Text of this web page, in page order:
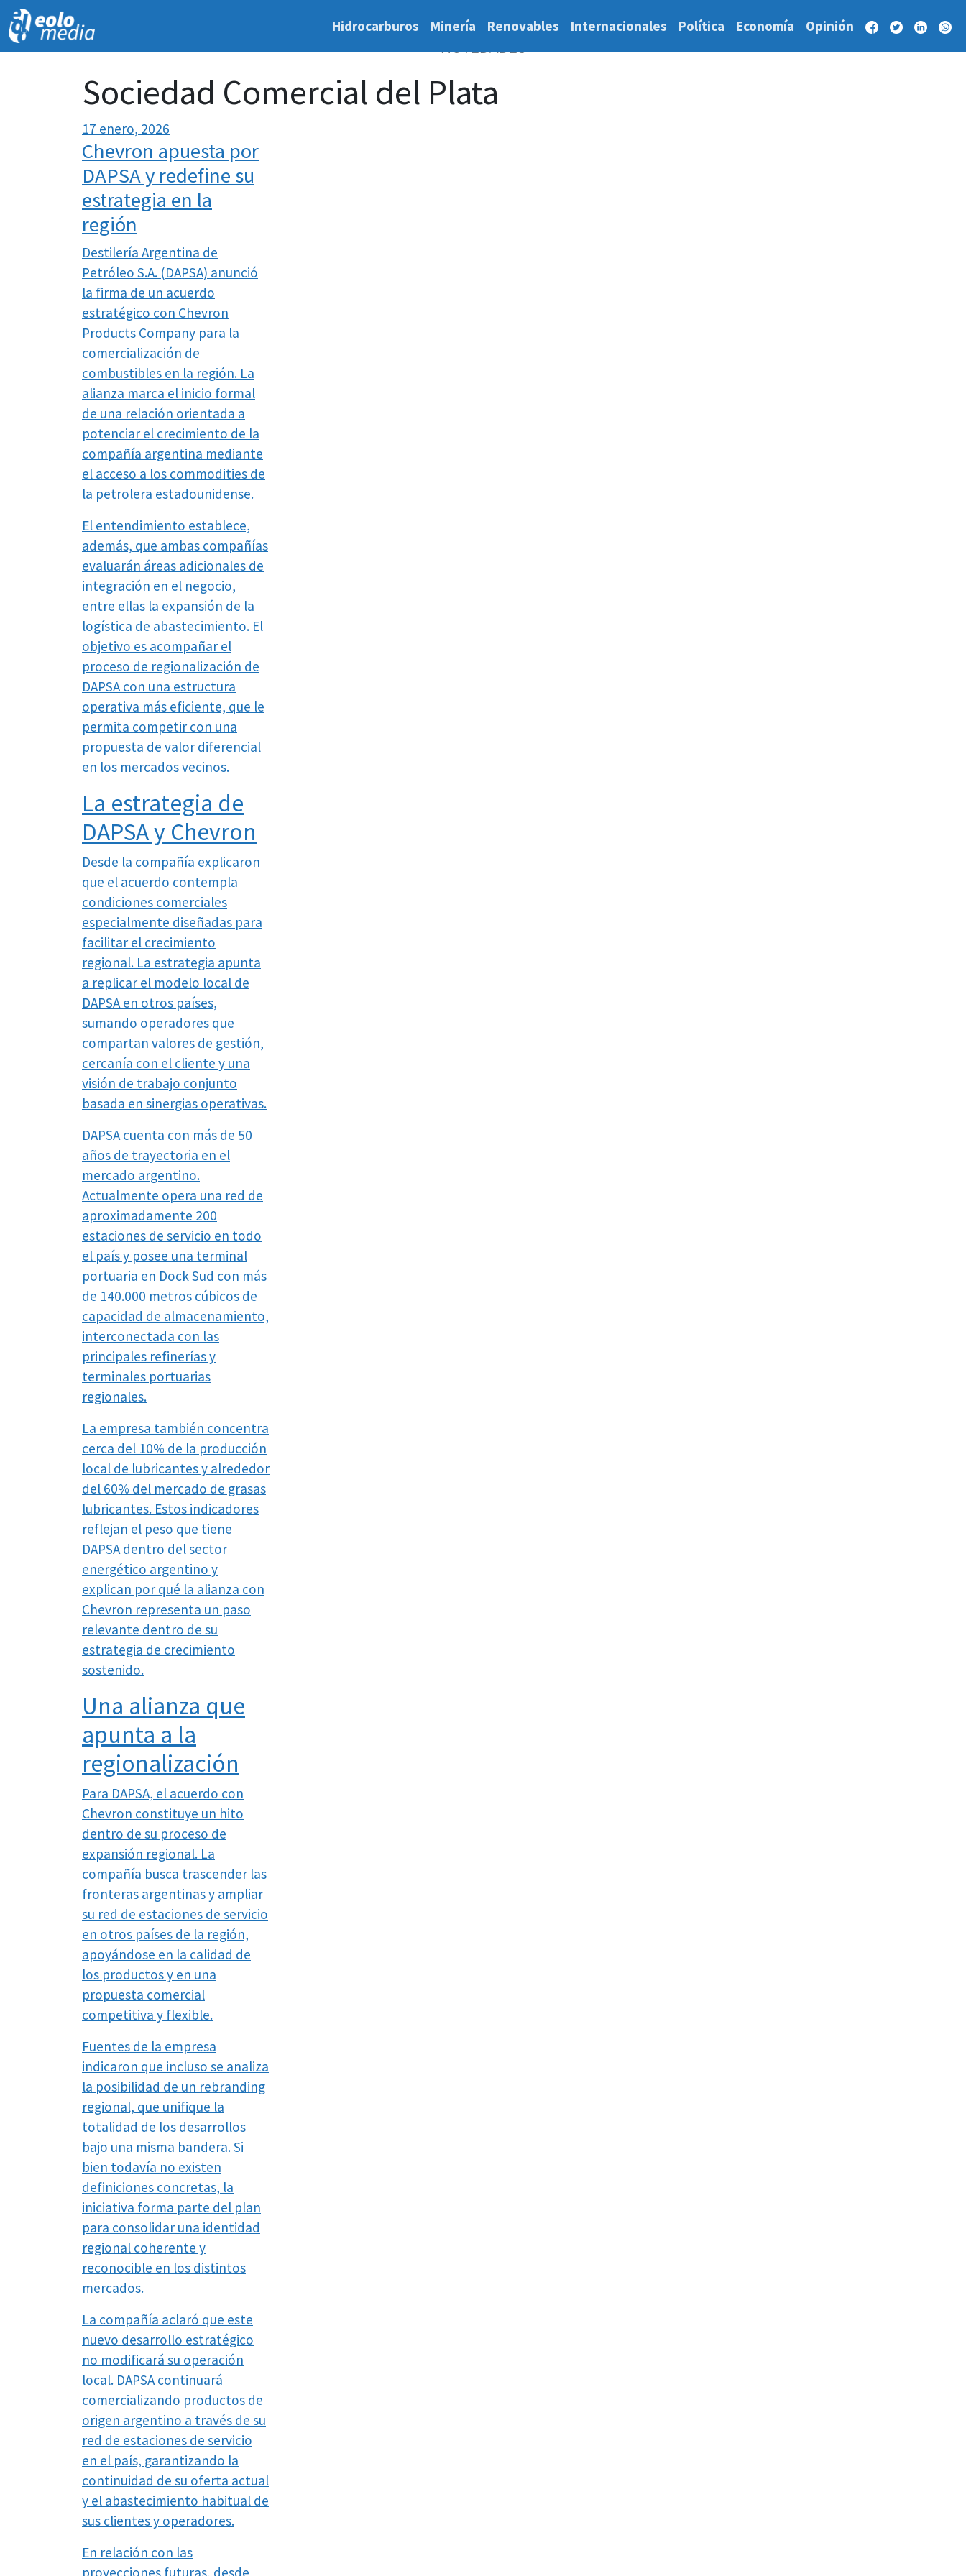
Hidrocarburos Minería Renovables Internacionales Política Economía Opinión
NOVEDADES
Sociedad Comercial del Plata
17 enero, 2026
Chevron apuesta por
DAPSA y redefine su
estrategia en la
región
Destilería Argentina de
Petróleo S.A. (DAPSA) anunció
la firma de un acuerdo
estratégico con Chevron
Products Company para la
comercialización de
combustibles en la región. La
alianza marca el inicio formal
de una relación orientada a
potenciar el crecimiento de la
compañía argentina mediante
el acceso a los commodities de
la petrolera estadounidense.
El entendimiento establece,
además, que ambas compañías
evaluarán áreas adicionales de
integración en el negocio,
entre ellas la expansión de la
logística de abastecimiento. El
objetivo es acompañar el
proceso de regionalización de
DAPSA con una estructura
operativa más eficiente, que le
permita competir con una
propuesta de valor diferencial
en los mercados vecinos.
La estrategia de
DAPSA y Chevron
Desde la compañía explicaron
que el acuerdo contempla
condiciones comerciales
especialmente diseñadas para
facilitar el crecimiento
regional. La estrategia apunta
a replicar el modelo local de
DAPSA en otros países,
sumando operadores que
compartan valores de gestión,
cercanía con el cliente y una
visión de trabajo conjunto
basada en sinergias operativas.
DAPSA cuenta con más de 50
años de trayectoria en el
mercado argentino.
Actualmente opera una red de
aproximadamente 200
estaciones de servicio en todo
el país y posee una terminal
portuaria en Dock Sud con más
de 140.000 metros cúbicos de
capacidad de almacenamiento,
interconectada con las
principales refinerías y
terminales portuarias
regionales.
La empresa también concentra
cerca del 10% de la producción
local de lubricantes y alrededor
del 60% del mercado de grasas
lubricantes. Estos indicadores
reflejan el peso que tiene
DAPSA dentro del sector
energético argentino y
explican por qué la alianza con
Chevron representa un paso
relevante dentro de su
estrategia de crecimiento
sostenido.
Una alianza que
apunta a la
regionalización
Para DAPSA, el acuerdo con
Chevron constituye un hito
dentro de su proceso de
expansión regional. La
compañía busca trascender las
fronteras argentinas y ampliar
su red de estaciones de servicio
en otros países de la región,
apoyándose en la calidad de
los productos y en una
propuesta comercial
competitiva y flexible.
Fuentes de la empresa
indicaron que incluso se analiza
la posibilidad de un rebranding
regional, que unifique la
totalidad de los desarrollos
bajo una misma bandera. Si
bien todavía no existen
definiciones concretas, la
iniciativa forma parte del plan
para consolidar una identidad
regional coherente y
reconocible en los distintos
mercados.
La compañía aclaró que este
nuevo desarrollo estratégico
no modificará su operación
local. DAPSA continuará
comercializando productos de
origen argentino a través de su
red de estaciones de servicio
en el país, garantizando la
continuidad de su oferta actual
y el abastecimiento habitual de
sus clientes y operadores.
En relación con las
proyecciones futuras, desde